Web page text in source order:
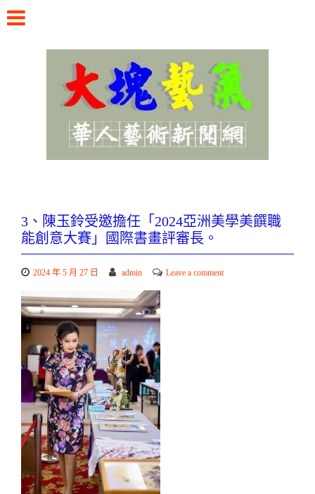
content
3、陳玉鈴受邀擔任「2024亞洲美學美饌職
能創意大賽」國際書畫評審長。
2024 年 5 月 27 日 admin Leave a comment